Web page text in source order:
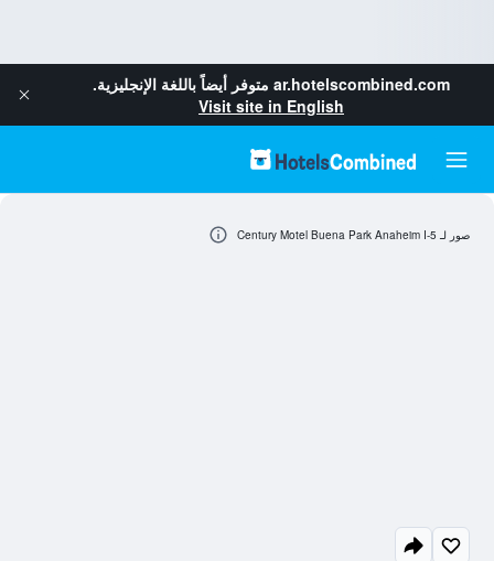
ar.hotelscombined.com متوفر أيضاً باللغة الإنجليزية.
Visit site in English
صور لـ Century Motel Buena Park Anaheim I-5